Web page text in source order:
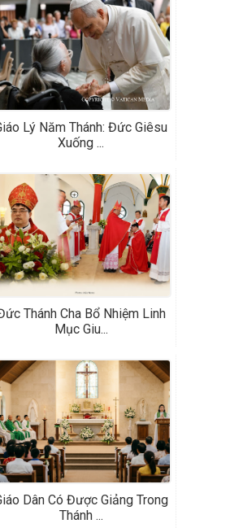
Lý Năm Thánh: Đức Giêsu
Xuống ...
Thánh Cha Bổ Nhiệm Linh
Mục Giu...
Dân Có Được Giảng Trong
Thánh ...